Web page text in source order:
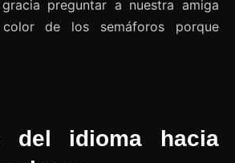
preguntar a nuestra amiga
de los semáforos porque
del idioma hacia